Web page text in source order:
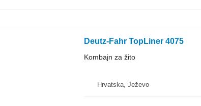
Deutz-Fahr TopLiner 4075
Kombajn za žito
Hrvatska, Ježevo